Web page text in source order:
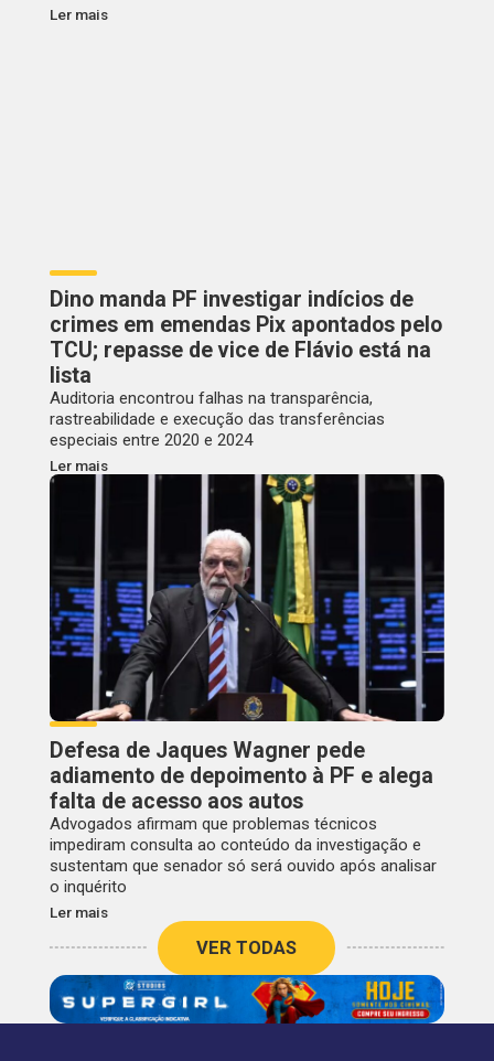
Ler mais
Dino manda PF investigar indícios de
crimes em emendas Pix apontados pelo
TCU; repasse de vice de Flávio está na
lista
Auditoria encontrou falhas na transparência,
rastreabilidade e execução das transferências
especiais entre 2020 e 2024
Ler mais
Defesa de Jaques Wagner pede
adiamento de depoimento à PF e alega
falta de acesso aos autos
Advogados afirmam que problemas técnicos
impediram consulta ao conteúdo da investigação e
sustentam que senador só será ouvido após analisar
o inquérito
Ler mais
VER TODAS